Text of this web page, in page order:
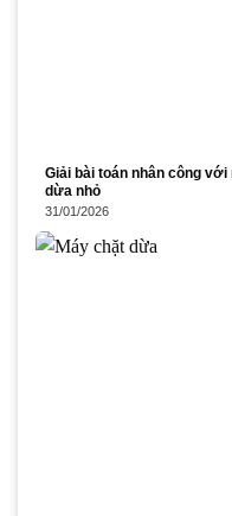
Giải bài toán nhân công
dừa nhỏ
31/01/2026